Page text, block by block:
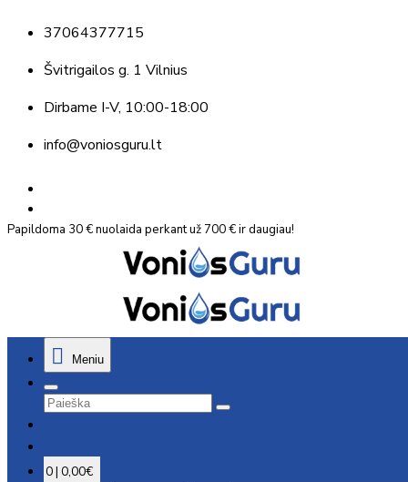
37064377715
Švitrigailos g. 1 Vilnius
Dirbame I-V, 10:00-18:00
info@voniosguru.lt
Papildoma 30 € nuolaida perkant už 700 € ir daugiau!
Meniu
0 | 0,00€